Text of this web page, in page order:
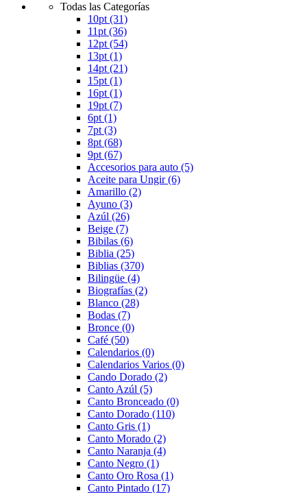
Todas las Categorías
10pt (31)
11pt (36)
12pt (54)
13pt (1)
14pt (21)
15pt (1)
16pt (1)
19pt (7)
6pt (1)
7pt (3)
8pt (68)
9pt (67)
Accesorios para auto (5)
Aceite para Ungir(6)
Amarillo (2)
Ayuno (3)
Azúl (26)
Beige (7)
Bibilas (6)
Biblia (25)
Biblias (370)
Bilingüe (4)
Biografías (2)
Blanco (28)
Bodas (7)
Bronce (0)
Café (50)
Calendarios (0)
Calendarios Varios (0)
Cando Dorado (2)
Canto Azúl (5)
Canto Bronceado (0)
Canto Dorado (110)
Canto Gris (1)
Canto Morado (2)
Canto Naranja (4)
Canto Negro (1)
Canto Oro Rosa (1)
Canto Pintado (17)